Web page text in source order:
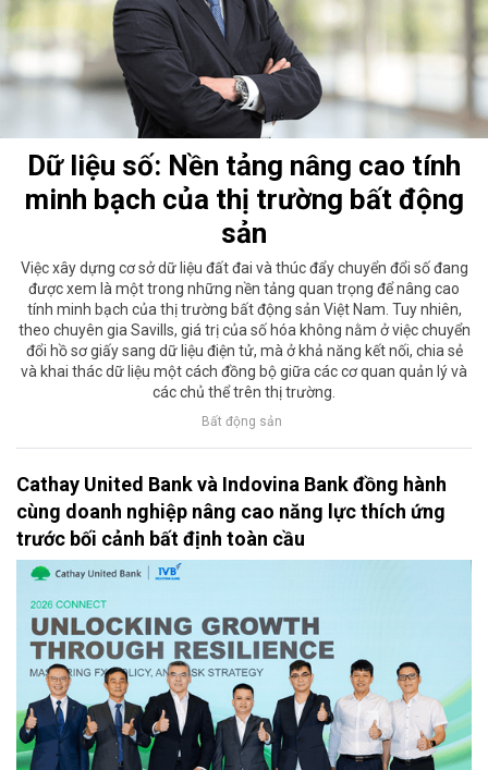
Dữ liệu số: Nền tảng nâng cao tính
minh bạch của thị trường bất động
sản
Việc xây dựng cơ sở dữ liệu đất đai và thúc đẩy chuyển đổi số đang
được xem là một trong những nền tảng quan trọng để nâng cao
tính minh bạch của thị trường bất động sản Việt Nam. Tuy nhiên,
theo chuyên gia Savills, giá trị của số hóa không nằm ở việc chuyển
đổi hồ sơ giấy sang dữ liệu điện tử, mà ở khả năng kết nối, chia sẻ
và khai thác dữ liệu một cách đồng bộ giữa các cơ quan quản lý và
các chủ thể trên thị trường.
Bất động sản
Cathay United Bank và Indovina Bank đồng hành
cùng doanh nghiệp nâng cao năng lực thích ứng
trước bối cảnh bất định toàn cầu